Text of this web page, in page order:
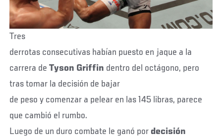
Tres
derrotas consecutivas habían puesto en jaque a la
carrera deTyson Griffin dentro del octágono, pero
tras tomar la decisión de bajar
de peso y comenzar a pelear en las 145 libras, parece
que cambió el rumbo.
Luego de un duro combate le ganó por decisión